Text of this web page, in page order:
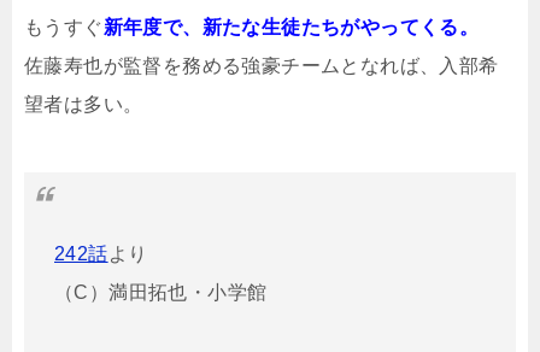
もうすぐ新年度で、新たな生徒たちがやってくる。
佐藤寿也が監督を務める強豪チームとなれば、入部希
望者は多い。
242話より
（C）満田拓也・小学館